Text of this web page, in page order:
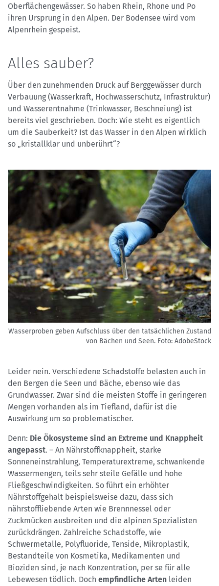
Oberflächengewässer. So haben Rhein, Rhone und Po
ihren Ursprung in den Alpen. Der Bodensee wird vom
Alpenrhein gespeist.
Alles sauber?
Über den zunehmenden Druck auf Berggewässer durch
Verbauung (Wasserkraft, Hochwasserschutz, Infrastruktur)
und Wasserentnahme (Trinkwasser, Beschneiung) ist
bereits viel geschrieben. Doch: Wie steht es eigentlich
um die Sauberkeit? Ist das Wasser in den Alpen wirklich
so „kristallklar und unberührt“?
Wasserproben geben Aufschluss über den tatsächlichen Zustand
von Bächen und Seen. Foto: AdobeStock
Leider nein. Verschiedene Schadstoffe belasten auch in
den Bergen die Seen und Bäche, ebenso wie das
Grundwasser. Zwar sind die meisten Stoffe in geringeren
Mengen vorhanden als im Tiefland, dafür ist die
Auswirkung um so problematischer.
Denn: Die Ökosysteme sind an Extreme und Knappheit
angepasst. – An Nährstoffknappheit, starke
Sonneneinstrahlung, Temperaturextreme, schwankende
Wassermengen, teils sehr steile Gefälle und hohe
Fließgeschwindigkeiten. So führt ein erhöhter
Nährstoffgehalt beispielsweise dazu, dass sich
nährstoffliebende Arten wie Brennnessel oder
Zuckmücken ausbreiten und die alpinen Spezialisten
zurückdrängen. Zahlreiche Schadstoffe, wie
Schwermetalle, Polyfluoride, Tenside, Mikroplastik,
Bestandteile von Kosmetika, Medikamenten und
Bioziden sind, je nach Konzentration, per se für alle
Lebewesen tödlich. Doch empfindliche Arten leiden